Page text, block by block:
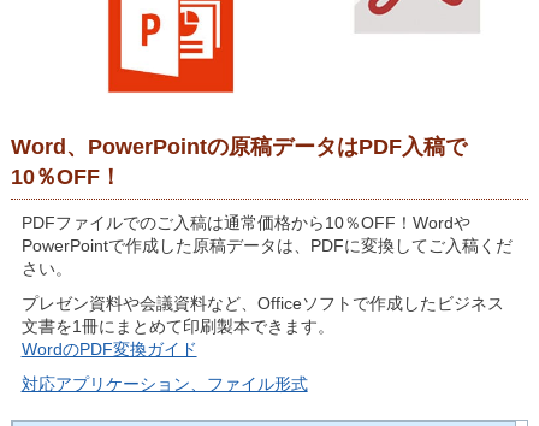
Word、PowerPointの原稿データはPDF入稿で
10％OFF！
PDFファイルでのご入稿は通常価格から10％OFF！Wordや
PowerPointで作成した原稿データは、PDFに変換してご入稿くだ
さい。
プレゼン資料や会議資料など、Officeソフトで作成したビジネス
文書を1冊にまとめて印刷製本できます。
WordのPDF変換ガイド
対応アプリケーション、ファイル形式